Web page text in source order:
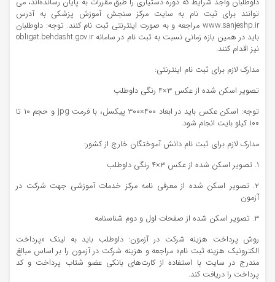
داوطلبان واجد شرایط که دوره دستیاری را طبق مقررات به پایان رسانده‌اند، می
توانند برای ثبت نام به سایت مرکز سنجش آموزش پزشکی به آدرس
www.sanjeshp.ir مراجعه و به صورت اینترنتی ثبت نام کنند. توجه: داوطلبان
باید در همین بازه زمانی نسبت به ثبت نام در سامانه obligat.behdasht.gov.ir
نیز اقدام کنند.
مدارک لازم برای ثبت نام اینترنتی:
تصویر اسکن شده از عکس ٣×۴ رنگی داوطلب
توجه: اسکن عکس باید در ابعاد ۴٠٠×٣٠٠ پیکسل، با فرمت jpg و حجم ١٠ تا
١٠٠ کیلو بایت انجام شود.
مدارک لازم برای ثبت نام دانش آموختگان خارج از کشور:
۱. تصویر اسکن شده از عکس ٣×۴ رنگی داوطلب
۲. تصویر اسکن شده از معرفی نامه مرکز خدمات آموزشی جهت شرکت در
آزمون
۳. تصویر اسکن شده از صفحات اول و دوم شناسنامه
روش پرداخت هزینه شرکت در آزمون: داوطلب باید به لینک «پرداخت
الکترونیک هزینه ثبت نام» مراجعه و هزینه شرکت در آزمون را بر اساس مبالغ
مندرج در سایت با استفاده از کارت‌های بانکی عضو شتاب پرداخت و کد
پرداخت را دریافت کند.